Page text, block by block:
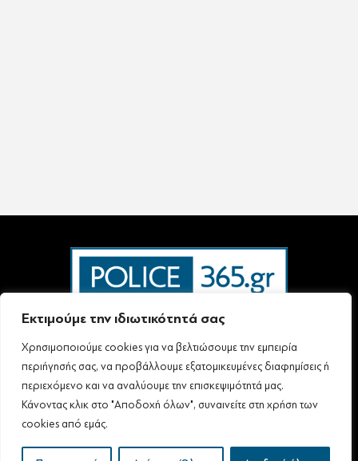
Εκτιμούμε την ιδιωτικότητά σας
Χρησιμοποιούμε cookies για να βελτιώσουμε την εμπειρία
περιήγησής σας, να προβάλλουμε εξατομικευμένες διαφημίσεις ή
περιεχόμενο και να αναλύουμε την επισκεψιμότητά μας.
Κάνοντας κλικ στο "Αποδοχή όλων", συναινείτε στη χρήση των
cookies από εμάς.
Ταυτότητα – Επικοινωνία
Όροι Χρήσης
Πολιτική Απορρήτου & Προστασίας Προσωπικών Δεδομένων
Δήλωση συμμόρφωσης με τη σύσταση (ΕΕ) 2018/334 L63
Follow Us